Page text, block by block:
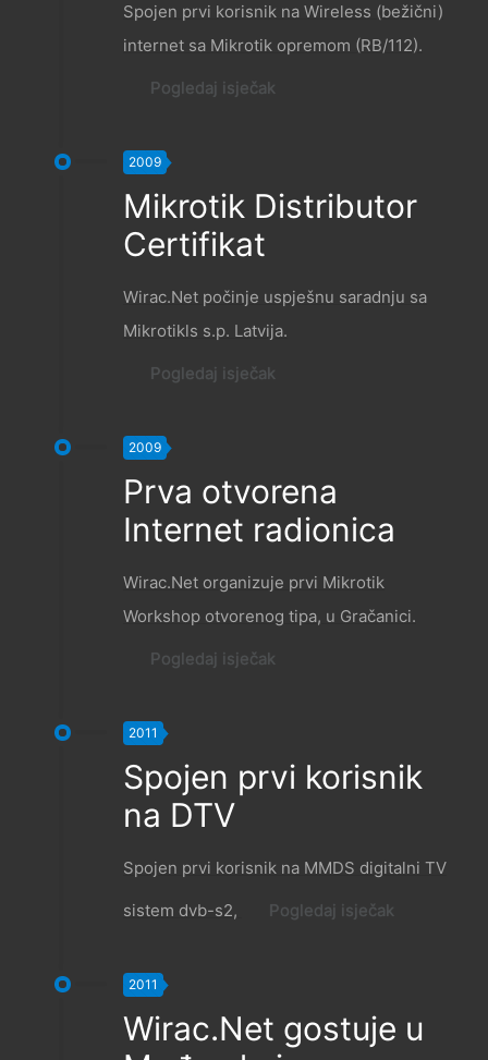
Spojen prvi korisnik na Wireless (bežični)
internet sa Mikrotik opremom (RB/112).
Pogledaj isječak
2009
Mikrotik Distributor
Certifikat
Wirac.Net počinje uspješnu saradnju sa
Mikrotikls s.p. Latvija.
Pogledaj isječak
2009
Prva otvorena
Internet radionica
Wirac.Net organizuje prvi Mikrotik
Workshop otvorenog tipa, u Gračanici.
Pogledaj isječak
2011
Spojen prvi korisnik
na DTV
Spojen prvi korisnik na MMDS digitalni TV
sistem dvb-s2, Pogledaj isječak
2011
Wirac.Net gostuje u